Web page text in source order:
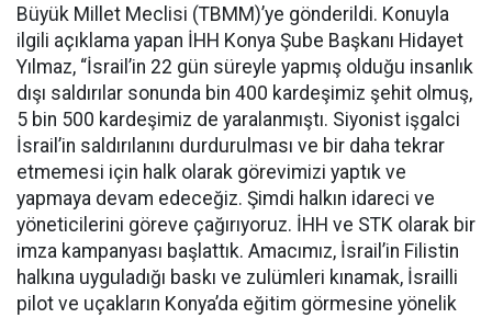
Büyük Millet Meclisi (TBMM)’ye gönderildi. Konuyla
ilgili açıklama yapan İHH Konya Şube Başkanı Hidayet
Yılmaz, “İsrail’in 22 gün süreyle yapmış olduğu insanlık
dışı saldırılar sonunda bin 400 kardeşimiz şehit olmuş,
5 bin 500 kardeşimiz de yaralanmıştı. Siyonist işgalci
İsrail’in saldırılanını durdurulması ve bir daha tekrar
etmemesi için halk olarak görevimizi yaptık ve
yapmaya devam edeceğiz. Şimdi halkın idareci ve
yöneticilerini göreve çağırıyoruz. İHH ve STK olarak bir
imza kampanyası başlattık. Amacımız, İsrail’in Filistin
halkına uyguladığı baskı ve zulümleri kınamak, İsrailli
pilot ve uçakların Konya’da eğitim görmesine yönelik